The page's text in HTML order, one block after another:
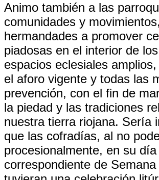
Animo también a las
comunidades y
hermandades a promover
piadosas en el interior de
espacios eclesiales
el aforo vigente y todas las
prevención, con el fin de
la piedad y las tradiciones
nuestra tierra riojana. Sería
que las cofradías, al no
procesionalmente, en su día
correspondiente de